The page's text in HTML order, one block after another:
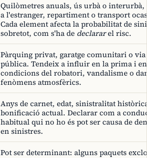
Quilòmetres anuals, ús urbà o interurbà,
a l'estranger, repartiment o transport
Cada element afecta la probabilitat de
sobretot, com s'ha de declararel risc.
Pàrquing privat, garatge comunitari o via
pública. Tendeix a influir en la prima i
condicions del robatori, vandalisme o
fenòmens atmosfèrics.
Anys de carnet, edat, sinistralitat
bonificació actual. Declarar com a
habitual qui no ho és pot ser causa de
en sinistres.
Pot ser determinant: alguns paquets